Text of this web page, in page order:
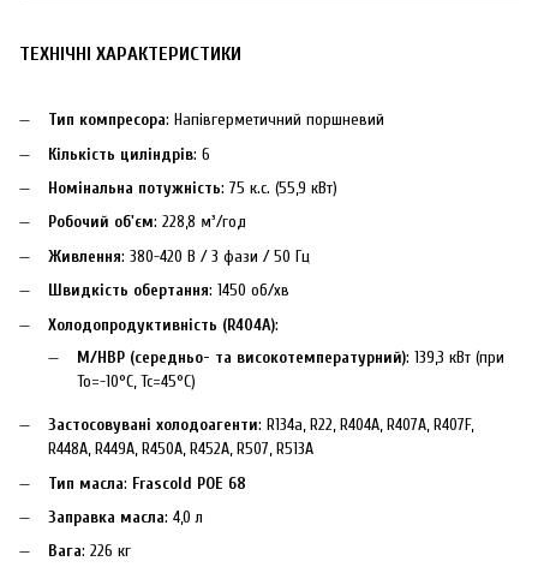
ТЕХНІЧНІ ХАРАКТЕРИСТИКИ
Тип компресора: Напівгерметичний поршневий
Кількість циліндрів: 6
Номінальна потужність: 75 к.с. (55,9 кВт)
Робочий об'єм: 228,8 м³/год
Живлення: 380-420 В / 3 фази / 50 Гц
Швидкість обертання: 1450 об/хв
Холодопродуктивність (R404A):
M/HBP (середньо- та високотемпературний): 139,3 кВт (при
To=-10°C, Tc=45°C)
Застосовувані холодоагенти: R134a, R22, R404A, R407A, R407F,
R448A, R449A, R450A, R452A, R507, R513A
Тип масла: Frascold POE 68
Заправка масла: 4,0 л
Вага: 226 кг